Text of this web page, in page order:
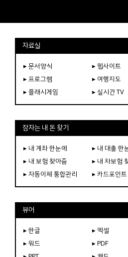
자료실
▸ 문서양식
▸ 웹사이트
▸ 프로그램
▸ 여행지도
▸ 플래시게임
▸ 실시간 TV
잠자는 내 돈 찾기
▸ 내 계좌 한눈에
▸ 내 대출 한
▸ 내 보험 찾아줌
▸ 내 차보험
▸ 자동이체 통합관리
▸ 카드포인
뷰어
▸ 한글
▸ 엑셀
▸ 워드
▸ PDF